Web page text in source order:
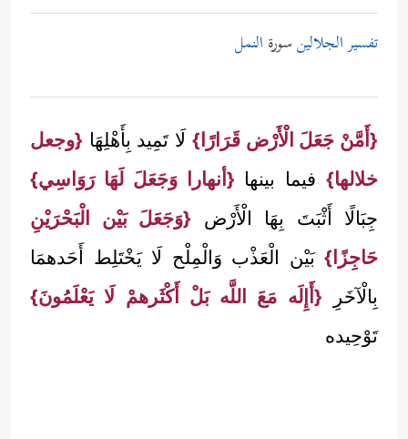
تفسير الجلالينسورة النمل
{أَمَّنْ جَعَلَ الْأَرْض قَرَارًا} لَا تَمِيد بِأَهْلِهَا {وجعل
خلالها} فيما بينها {أنهارا وَجَعَلَ لَهَا رَوَاسِي}
جِبَالًا أَثْبَتَ بِهَا الْأَرْض {وَجَعَلَ بَيْن الْبَحْرَيْنِ
حَاجِزًا} بَيْن الْعَذْب وَالْمِلْح لَا يَخْتَلِط أَحَدهمَا
بِالْآخَرِ {أَإِلَه مَعَ اللَّه بَلْ أَكْثَرهمْ لَا يَعْلَمُونَ}
تَوْحِيده